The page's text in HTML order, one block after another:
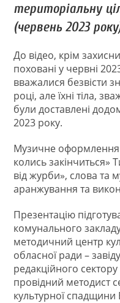
територіальну
(червень 2023
До відео, крім
поховані у червні
вважалися безвісти
році, але їхні тіла,
були доставлені
2023 року.
Музичне оформлення
колись закінчиться»
від журби», слова та
аранжування та
Презентацію
комунального
методичний центр
обласної ради –
редакційного
провідний методист
культурної